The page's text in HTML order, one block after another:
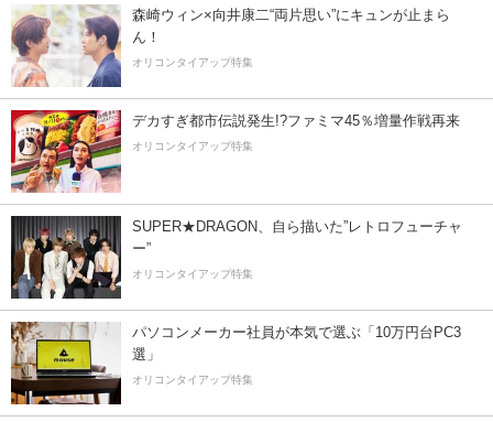
森崎ウィン×向井康二“両片思い”にキュンが止まら
ん！
オリコンタイアップ特集
デカすぎ都市伝説発生!?ファミマ45％増量作戦再来
オリコンタイアップ特集
SUPER★DRAGON、自ら描いた”レトロフューチャ
ー”
オリコンタイアップ特集
パソコンメーカー社員が本気で選ぶ「10万円台PC3
選」
オリコンタイアップ特集